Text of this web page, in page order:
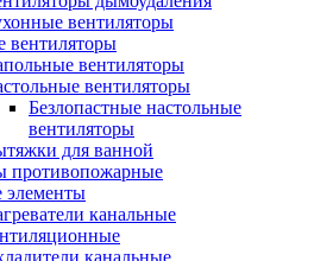
вентиляторы
вентиляторы
вентиляторы
вентиляторы
Безлопастные настольные
вентиляторы
для ванной
противопожарные
элементы
канальные
канальные